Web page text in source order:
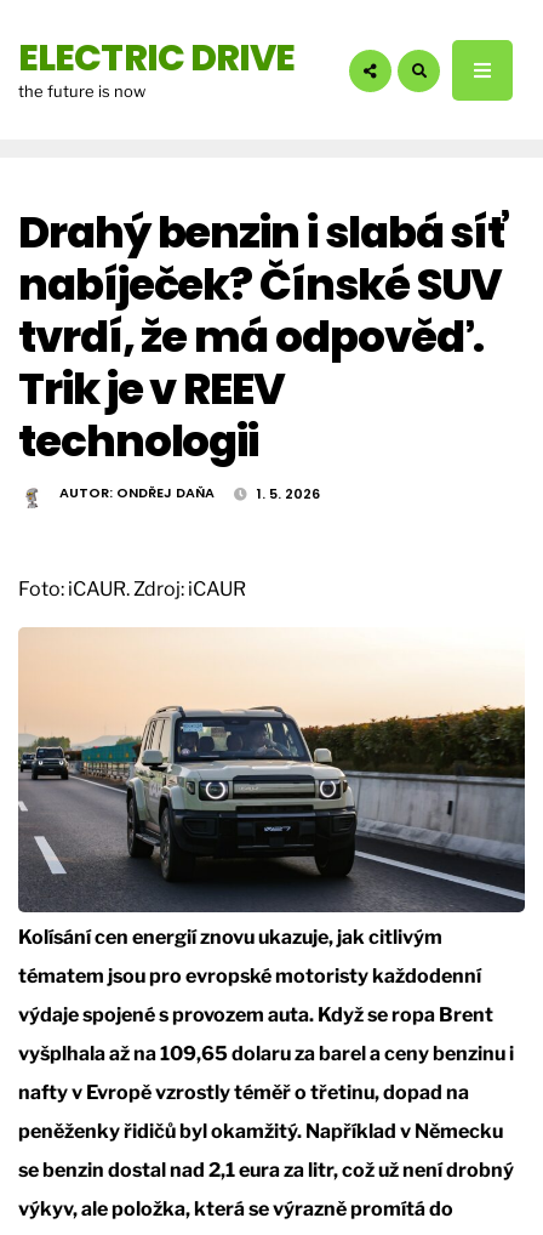
ELECTRIC DRIVE
the future is now
Drahý benzin i slabá síť
nabíječek? Čínské SUV
tvrdí, že má odpověď.
Trik je v REEV
technologii
AUTOR: ONDŘEJ DAŇA 1. 5. 2026
Foto: iCAUR. Zdroj: iCAUR
Kolísání cen energií znovu ukazuje, jak citlivým
tématem jsou pro evropské motoristy každodenní
výdaje spojené s provozem auta. Když se ropa Brent
vyšplhala až na 109,65 dolaru za barel a ceny benzinu i
nafty v Evropě vzrostly téměř o třetinu, dopad na
peněženky řidičů byl okamžitý. Například v Německu
se benzin dostal nad 2,1 eura za litr, což už není drobný
výkyv, ale položka, která se výrazně promítá do